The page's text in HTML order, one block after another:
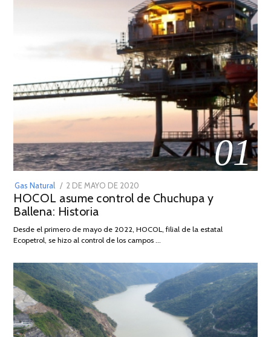
01
Gas Natural
POSTED
ON
2 DE MAYO DE 2020
DE
2026
HOCOL asume control de Chuchupa y
Ballena: Historia
Desde el primero de mayo de 2022, HOCOL, filial de la estatal
Ecopetrol, se hizo al control de los campos …